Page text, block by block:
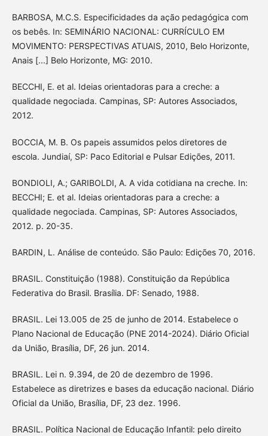
BARBOSA, M.C.S. Especificidades da ação pedagógica com
os bebês. In: SEMINÁRIO NACIONAL: CURRÍCULO EM
MOVIMENTO: PERSPECTIVAS ATUAIS, 2010, Belo Horizonte,
Anais [...] Belo Horizonte, MG: 2010.
BECCHI, E. et al. Ideias orientadoras para a creche: a
qualidade negociada. Campinas, SP: Autores Associados,
2012.
BOCCIA, M. B. Os papeis assumidos pelos diretores de
escola. Jundiaí, SP: Paco Editorial e Pulsar Edições, 2011.
BONDIOLI, A.; GARIBOLDI, A. A vida cotidiana na creche. In:
BECCHI; E. et al. Ideias orientadoras para a creche: a
qualidade negociada. Campinas, SP: Autores Associados,
2012. p. 20-35.
BARDIN, L. Análise de conteúdo. São Paulo: Edições 70, 2016.
BRASIL. Constituição (1988). Constituição da República
Federativa do Brasil. Brasília. DF: Senado, 1988.
BRASIL. Lei 13.005 de 25 de junho de 2014. Estabelece o
Plano Nacional de Educação (PNE 2014-2024). Diário Oficial
da União, Brasília, DF, 26 jun. 2014.
BRASIL. Lei n. 9.394, de 20 de dezembro de 1996.
Estabelece as diretrizes e bases da educação nacional. Diário
Oficial da União, Brasília, DF, 23 dez. 1996.
BRASIL. Política Nacional de Educação Infantil: pelo direito